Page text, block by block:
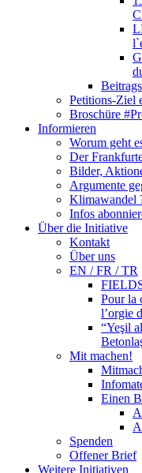
Petitions-Ziel
Broschüre
Informieren
Worum geht
Der
Bilder,
Argumente
Klimawandel
Infos
Über die Initiative
Kontakt
Über uns
EN / FR / TR
Pour la
l’orgie
“Yeşil
Mit machen!
Einen
Spenden
Offener Brief
Weitere Initiativen